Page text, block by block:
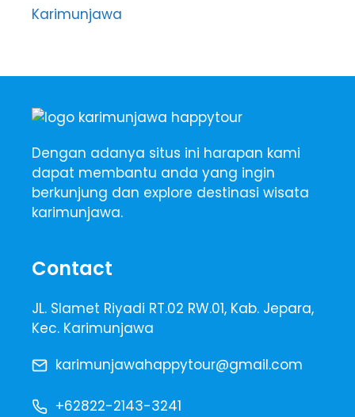
Karimunjawa
Dengan adanya situs ini harapan kami
dapat membantu anda yang ingin
berkunjung dan explore destinasi wisata
karimunjawa.
Contact
JL. Slamet Riyadi RT.02 RW.01, Kab. Jepara,
Kec. Karimunjawa
karimunjawahappytour@gmail.com
+62822-2143-3241